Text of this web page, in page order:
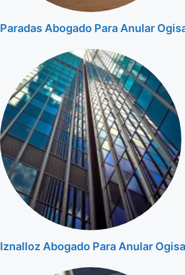
Paradas Abogado Para Anular
Iznalloz Abogado Para Anular